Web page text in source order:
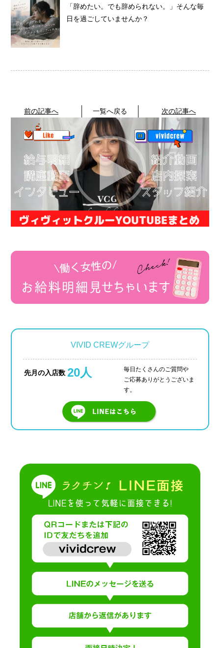
「辞めたい。でも辞められない。」そんな毎
日を過ごしていませんか？
前の記事へ 一覧へ戻る 次の記事へ
VIVID CREWグループ
先月の入店数 20人
毎日たくさんのご質問や
ご応募ありがとうございま
す。